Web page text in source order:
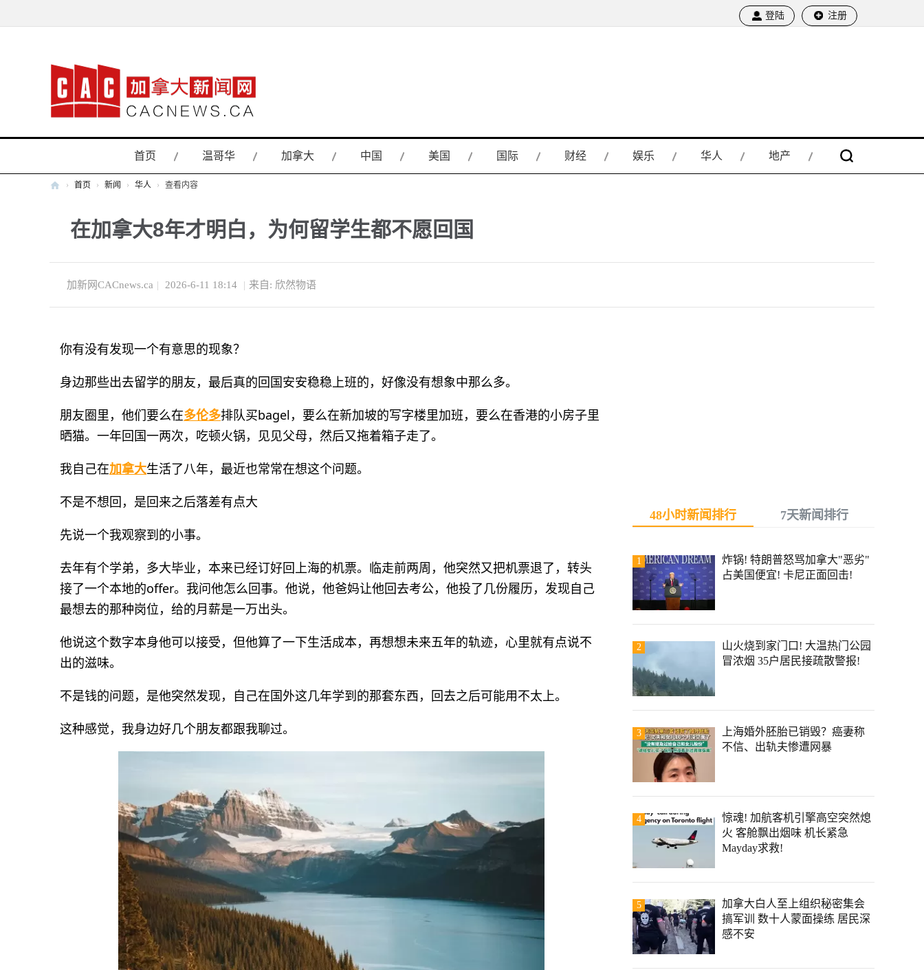
登陆 注册
首页 温哥华 加拿大 中国 美国 国际 财经 娱乐 华人 地产
新
网
› 首页 › 新闻 › 华人 › 查看内容
在加拿大8年才明白，为何留学生都不愿回国
加新网CACnews.ca | 2026-6-11 18:14 | 来自: 欣然物语
你有没有发现一个有意思的现象？
身边那些出去留学的朋友，最后真的回国安安稳稳上班的，好像没有想象中那么多。
朋友圈里，他们要么在多伦多排队买bagel，要么在新加坡的写字楼里加班，要么在香港的小房子里
晒猫。一年回国一两次，吃顿火锅，见见父母，然后又拖着箱子走了。
我自己在加拿大生活了八年，最近也常常在想这个问题。
不是不想回，是回来之后落差有点大
先说一个我观察到的小事。
去年有个学弟，多大毕业，本来已经订好回上海的机票。临走前两周，他突然又把机票退了，转头
接了一个本地的offer。我问他怎么回事。他说，他爸妈让他回去考公，他投了几份履历，发现自己
最想去的那种岗位，给的月薪是一万出头。
他说这个数字本身他可以接受，但他算了一下生活成本，再想想未来五年的轨迹，心里就有点说不
出的滋味。
不是钱的问题，是他突然发现，自己在国外这几年学到的那套东西，回去之后可能用不太上。
这种感觉，我身边好几个朋友都跟我聊过。
48小时新闻排行 7天新闻排行
1
炸锅! 特朗普怒骂加拿大"恶劣"
占美国便宜! 卡尼正面回击!
2
山火烧到家门口! 大温热门公园
冒浓烟 35户居民接疏散警报!
3
上海婚外胚胎已销毁？癌妻称
不信、出轨夫惨遭网暴
4
惊魂! 加航客机引擎高空突然熄
火 客舱飘出烟味 机长紧急
Mayday求救!
5
加拿大白人至上组织秘密集会
搞军训 数十人蒙面操练 居民深
感不安